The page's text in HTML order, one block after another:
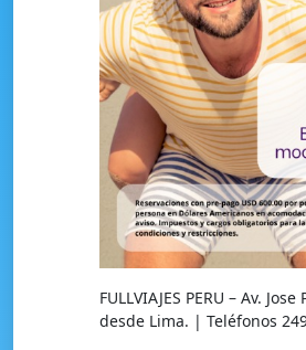
FULLVIAJES PERU – Av.
desde Lima. | Teléfonos